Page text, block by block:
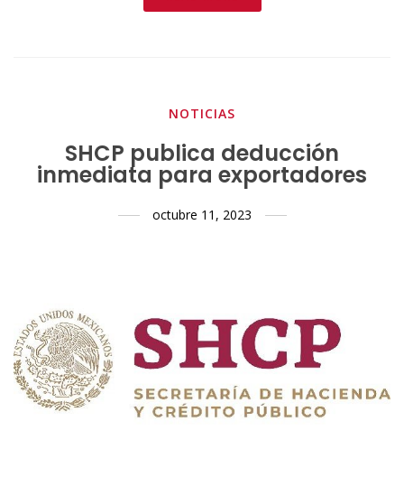
NOTICIAS
SHCP publica deducción
inmediata para exportadores
octubre 11, 2023